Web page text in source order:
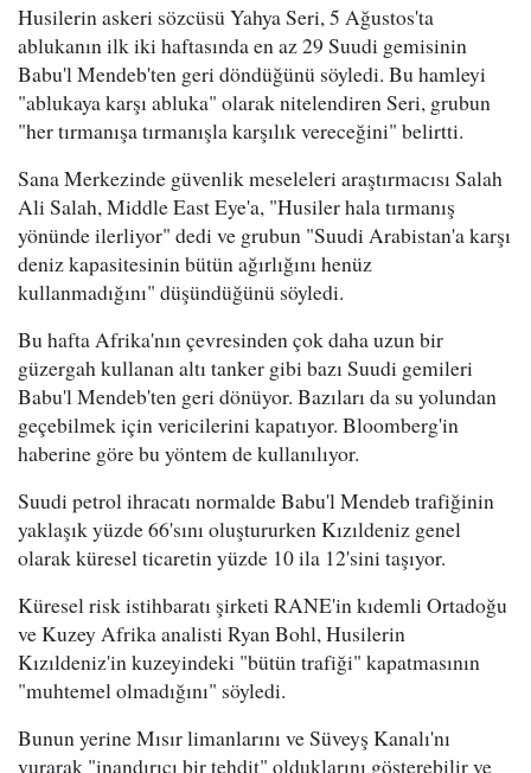
Husilerin askeri sözcüsü Yahya Seri, 5 Ağustos'ta
ablukanın ilk iki haftasında en az 29 Suudi gemisinin
Babu'l Mendeb'ten geri döndüğünü söyledi. Bu hamleyi
"ablukaya karşı abluka" olarak nitelendiren Seri, grubun
"her tırmanışa tırmanışla karşılık vereceğini" belirtti.
Sana Merkezinde güvenlik meseleleri araştırmacısı Salah
Ali Salah, Middle East Eye'a, "Husiler hala tırmanış
yönünde ilerliyor" dedi ve grubun "Suudi Arabistan'a karşı
deniz kapasitesinin bütün ağırlığını henüz
kullanmadığını" düşündüğünü söyledi.
Bu hafta Afrika'nın çevresinden çok daha uzun bir
güzergah kullanan altı tanker gibi bazı Suudi gemileri
Babu'l Mendeb'ten geri dönüyor. Bazıları da su yolundan
geçebilmek için vericilerini kapatıyor. Bloomberg'in
haberine göre bu yöntem de kullanılıyor.
Suudi petrol ihracatı normalde Babu'l Mendeb trafiğinin
yaklaşık yüzde 66'sını oluştururken Kızıldeniz genel
olarak küresel ticaretin yüzde 10 ila 12'sini taşıyor.
Küresel risk istihbaratı şirketi RANE'in kıdemli Ortadoğu
ve Kuzey Afrika analisti Ryan Bohl, Husilerin
Kızıldeniz'in kuzeyindeki "bütün trafiği" kapatmasının
"muhtemel olmadığını" söyledi.
Bunun yerine Mısır limanlarını ve Süveyş Kanalı'nı
vurarak "inandırıcı bir tehdit" olduklarını gösterebilir ve